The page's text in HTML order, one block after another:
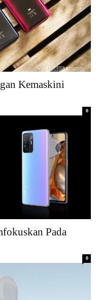
Kemaskini
0
Pada
0